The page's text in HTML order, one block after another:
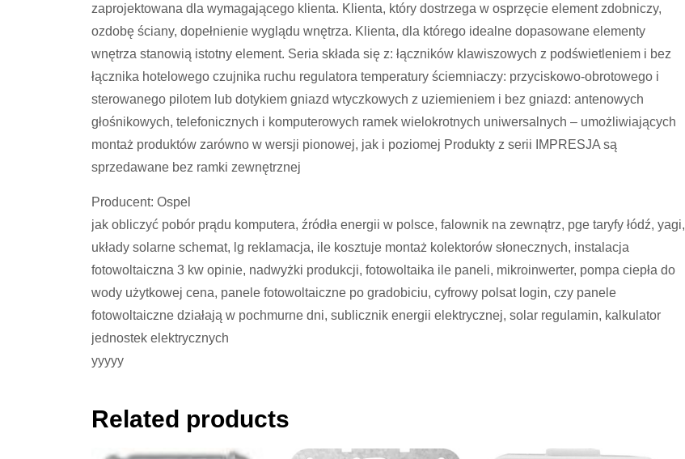
zaprojektowana dla wymagającego klienta. Klienta, który dostrzega w osprzęcie element zdobniczy,
ozdobę ściany, dopełnienie wyglądu wnętrza. Klienta, dla którego idealne dopasowane elementy
wnętrza stanowią istotny element. Seria składa się z: łączników klawiszowych z podświetleniem i bez
łącznika hotelowego czujnika ruchu regulatora temperatury ściemniaczy: przyciskowo-obrotowego i
sterowanego pilotem lub dotykiem gniazd wtyczkowych z uziemieniem i bez gniazd: antenowych
głośnikowych, telefonicznych i komputerowych ramek wielokrotnych uniwersalnych – umożliwiających
montaż produktów zarówno w wersji pionowej, jak i poziomej Produkty z serii IMPRESJA są
sprzedawane bez ramki zewnętrznej
Producent: Ospel
jak obliczyć pobór prądu komputera, źródła energii w polsce, falownik na zewnątrz, pge taryfy łódź, yagi,
układy solarne schemat, lg reklamacja, ile kosztuje montaż kolektorów słonecznych, instalacja
fotowoltaiczna 3 kw opinie, nadwyżki produkcji, fotowoltaika ile paneli, mikroinwerter, pompa ciepła do
wody użytkowej cena, panele fotowoltaiczne po gradobiciu, cyfrowy polsat login, czy panele
fotowoltaiczne działają w pochmurne dni, sublicznik energii elektrycznej, solar regulamin, kalkulator
jednostek elektrycznych
yyyyy
Related products